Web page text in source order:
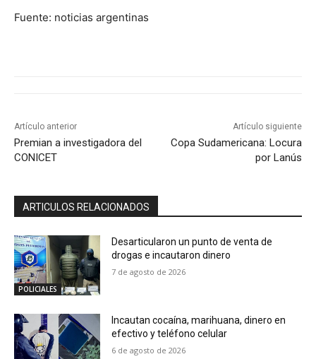
Fuente: noticias argentinas
Artículo anterior
Premian a investigadora del
CONICET
Artículo siguiente
Copa Sudamericana: Locura
por Lanús
ARTICULOS RELACIONADOS
POLICIALES
Desarticularon un punto de venta de
drogas e incautaron dinero
7 de agosto de 2026
Incautan cocaína, marihuana, dinero en
efectivo y teléfono celular
6 de agosto de 2026